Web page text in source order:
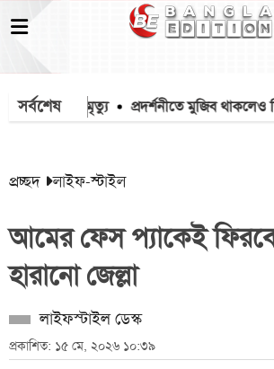
সর্বশেষ
১৫৭১২ মৃত্যু প্রদর্শনীতে মুজিব থাকলেও
প্রচ্ছদ লাইফ-স্টাইল
আমের ফেস প্যাকেই
হারানো জেল্লা
লাইফস্টাইল ডেস্ক
প্রকাশিত: ১৫ মে, ২০২৬ ১০:৩৯